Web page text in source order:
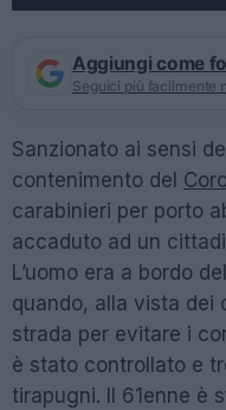
Aggiungi come
Seguici più facilmente
Sanzionato ai sensi
contenimento del
carabinieri per porto
accaduto ad un
L’uomo era a bordo
quando, alla vista dei
strada per evitare i
è stato controllato e
tirapugni. Il 61enne è